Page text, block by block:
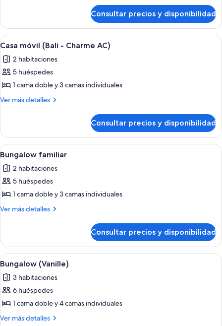
-
Charme)
móvil
(Bali
-
Consultar precios y disponibilidad
Abrir
todas
las
fotos
de
Casa
-
Charme
AC)
9
Casa móvil (Bali - Charme AC)
2 habitaciones
5 huéspedes
1 cama doble y 3 camas individuales
Ver más detalles
Más
móvil
(Bali
-
Charme
AC)
Consultar precios y disponibilidad
Abrir
todas
las
fotos
de
Bungalow
17
Bungalow familiar
2 habitaciones
5 huéspedes
1 cama doble y 3 camas individuales
Ver más detalles
Más
familiar
Consultar precios y disponibilidad
Abrir
todas
las
fotos
de
Bungalow
15
Bungalow (Vanille)
3 habitaciones
6 huéspedes
1 cama doble y 4 camas individuales
Ver más detalles
Más